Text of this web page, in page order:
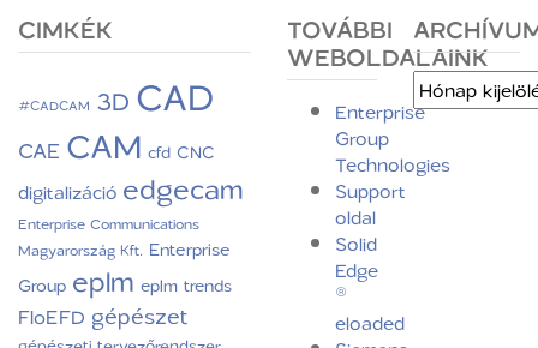
CIMKÉK
#CADCAM 3DCAD
CAE CAM cfd CNC
digitalizáció edgecam
Enterprise Communications
Magyarország Kft. Enterprise
Group eplm eplm trends
FloEFD gépészet
TOVÁBBI
WEBOLDALAINK
Enterprise
Group
Technologies
Support
oldal
Solid
Edge
®
eloaded
Archívum